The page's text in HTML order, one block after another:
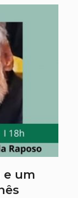
e um